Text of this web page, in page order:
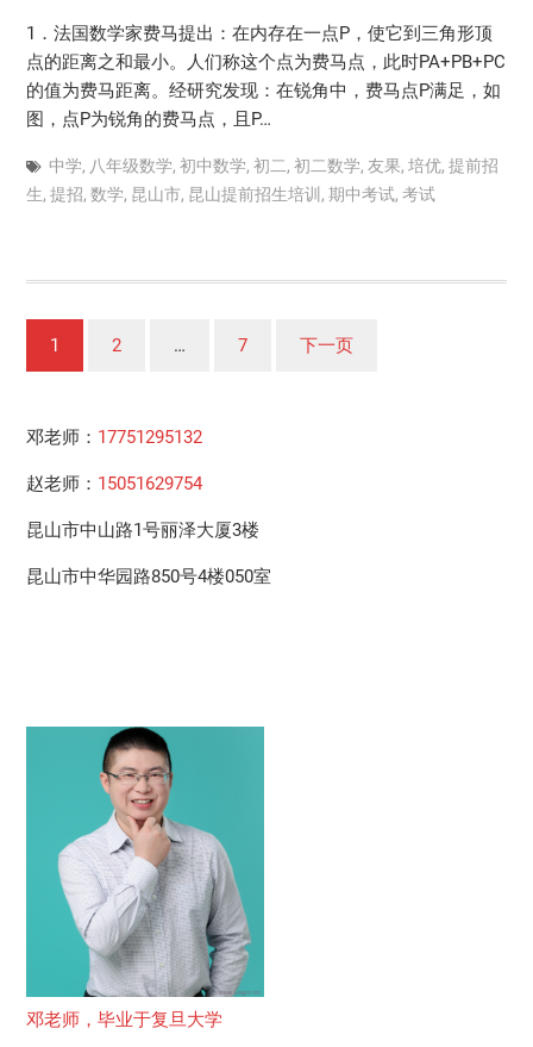
1．法国数学家费马提出：在内存在一点P，使它到三角形顶
点的距离之和最小。人们称这个点为费马点，此时PA+PB+PC
的值为费马距离。经研究发现：在锐角中，费马点P满足，如
图，点P为锐角的费马点，且P…
中学, 八年级数学, 初中数学, 初二, 初二数学, 友果, 培优, 提前招
生, 提招, 数学, 昆山市, 昆山提前招生培训, 期中考试, 考试
章
页
1 2 … 7 下一页
邓老师： 17751295132
赵老师： 15051629754
昆山市中山路1号丽泽大厦3楼
昆山市中华园路850号4楼050室
邓老师，毕业于复旦大学